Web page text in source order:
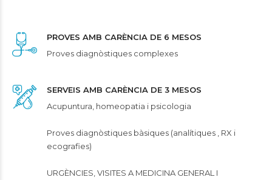
PROVES AMB CARÈNCIA DE 6 MESOS
Proves diagnòstiques complexes
SERVEIS AMB CARÈNCIA DE 3 MESOS
Acupuntura, homeopatia i psicologia
Proves diagnòstiques bàsiques (analítiques , RX i
ecografies)
URGÈNCIES, VISITES A MEDICINA GENERAL I